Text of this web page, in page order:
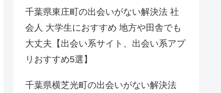
千葉県東庄町の出会いがない解決法 社
会人 大学生におすすめ 地方や田舎でも
大丈夫【出会い系サイト、出会い系アプ
リおすすめ5選】
千葉県横芝光町の出会いがない解決法